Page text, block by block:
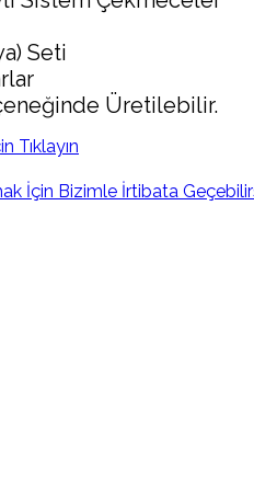
Seti
Üretilebilir.
Tıklayın
İçin Bizimle İrtibata